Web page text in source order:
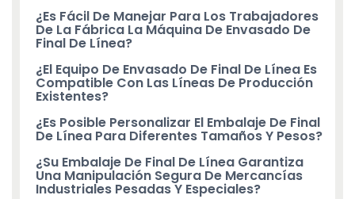
¿Es Fácil De Manejar Para Los Trabajadores
De La Fábrica La Máquina De Envasado De
Final De Línea?
¿El Equipo De Envasado De Final De Línea Es
Compatible Con Las Líneas De Producción
Existentes?
¿Es Posible Personalizar El Embalaje De Final
De Línea Para Diferentes Tamaños Y Pesos?
¿Su Embalaje De Final De Línea Garantiza
Una Manipulación Segura De Mercancías
Industriales Pesadas Y Especiales?